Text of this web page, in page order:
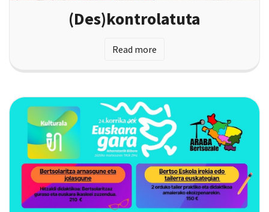
(Des)kontrolatuta
Read more